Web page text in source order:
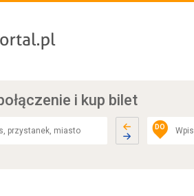
i kup bilet
DO